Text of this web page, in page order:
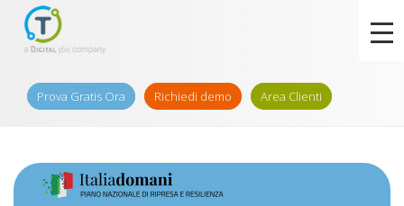
Prova Gratis Ora Richiedi demo Area Clienti